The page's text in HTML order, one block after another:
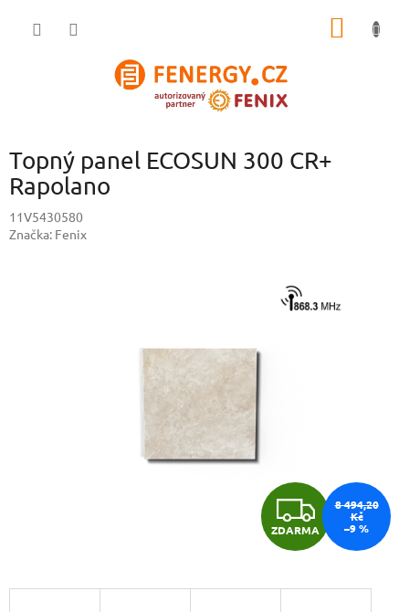
Topný panel ECOSUN 300 CR+
Rapolano
11V5430580
Značka: Fenix
Z
D
A
ZDARMA
8 494,20
Kč
–9 %